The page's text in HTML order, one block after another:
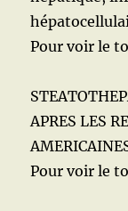
Pour voir le
APRES LES
Pour voir le